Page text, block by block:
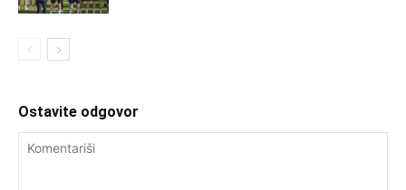
Ostavite odgovor